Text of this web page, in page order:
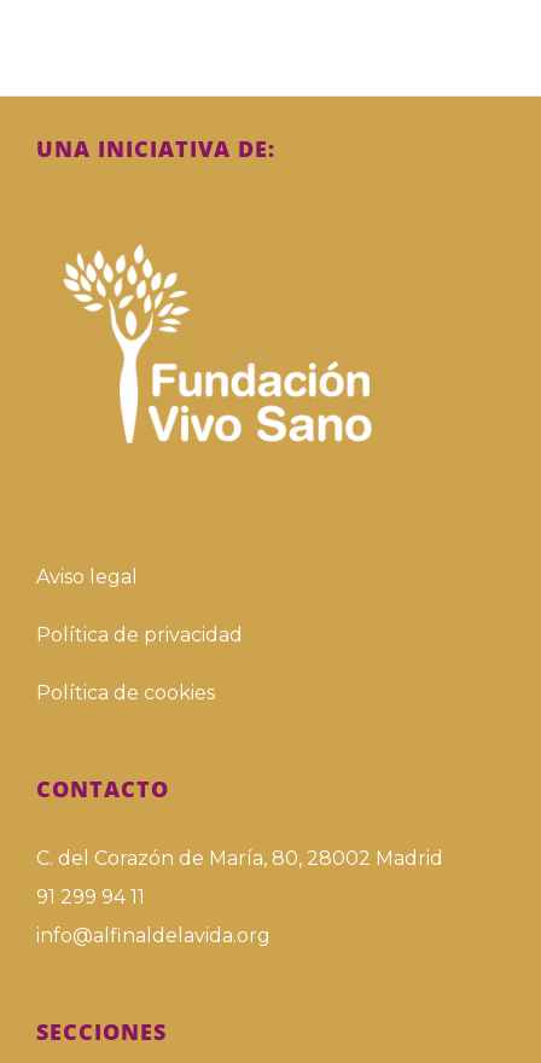
UNA INICIATIVA DE:
Aviso legal
Política de privacidad
Política de cookies
CONTACTO
C. del Corazón de María, 80, 28002 Madrid
91 299 94 11
info@alfinaldelavida.org
SECCIONES